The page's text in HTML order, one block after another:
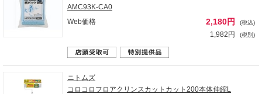
AMC93K-CA0
Web価格
2,180円 (税込)
1,982円 (税別)
ニトムズ
コロコロフロアクリンスカットカット200本体伸縮L